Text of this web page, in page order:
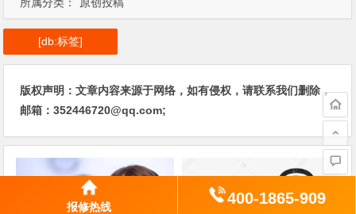
[db:标签]
版权声明：文章内容来源于网络，如有侵权，请联系我们删除，
邮箱：352446720@qq.com;
报修热线 400-1865-909